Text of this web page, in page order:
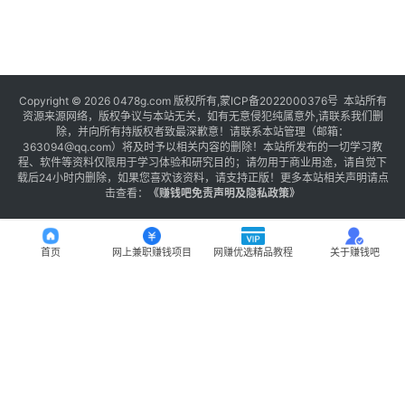
Copyright © 2026 0478g.com 版权所有,蒙ICP备2022000376号 本站所有
资源来源网络，版权争议与本站无关，如有无意侵犯纯属意外,请联系我们删
除，并向所有持版权者致最深歉意！请联系本站管理（邮箱：
363094@qq.com）将及时予以相关内容的删除！本站所发布的一切学习教
程、软件等资料仅限用于学习体验和研究目的；请勿用于商业用途，请自觉下
载后24小时内删除，如果您喜欢该资料，请支持正版！更多本站相关声明请点
击查看：
《赚钱吧免责声明及隐私政策》
首页 网上兼职赚钱项目 网赚优选精品教程 关于赚钱吧